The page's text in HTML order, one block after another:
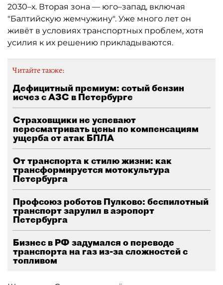
2030–х. Вторая зона — юго–запад, включая
"Балтийскую жемчужину". Уже много лет он
живёт в условиях транспортных проблем, хотя
усилия к их решению прикладываются.
Читайте также:
Дефицитный премиум: сотый бензин
исчез с АЗС в Петербурге
Страховщики не успевают
пересматривать цены по компенсациям
ущерба от атак БПЛА
От транспорта к стилю жизни: как
трансформируется мотокультура
Петербурга
Профсоюз роботов Пулково: беспилотный
транспорт зарулил в аэропорт
Петербурга
Бизнес в РФ задумался о переводе
транспорта на газ из-за сложностей с
топливом